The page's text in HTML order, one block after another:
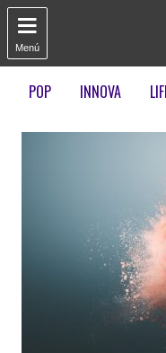

Menú
POP INNOVA